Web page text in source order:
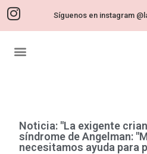
Síguenos en instagram
Noticia: "La exigente
síndrome de Angelman:
necesitamos ayuda para